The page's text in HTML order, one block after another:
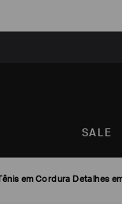
SALE
Tênis em Cordura Detalhes